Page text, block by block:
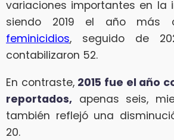
variaciones importantes en la
siendo 2019 el año más
feminicidios, seguido de
contabilizaron 52.
En contraste, 2015 fue el año
reportados, apenas seis,
también reflejó una
20.